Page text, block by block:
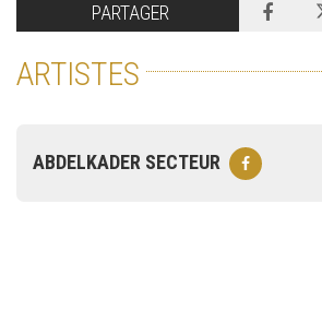
PARTAGER
ARTISTES
ABDELKADER SECTEUR